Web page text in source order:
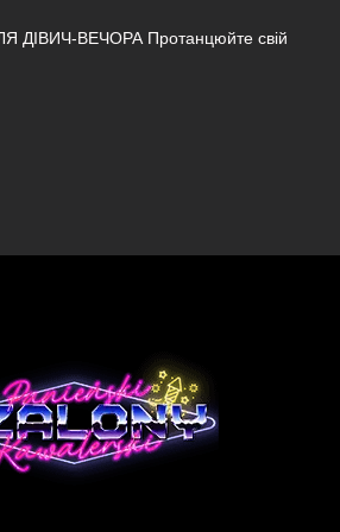
ДІВИЧ-ВЕЧОРА Протанцюйте свій